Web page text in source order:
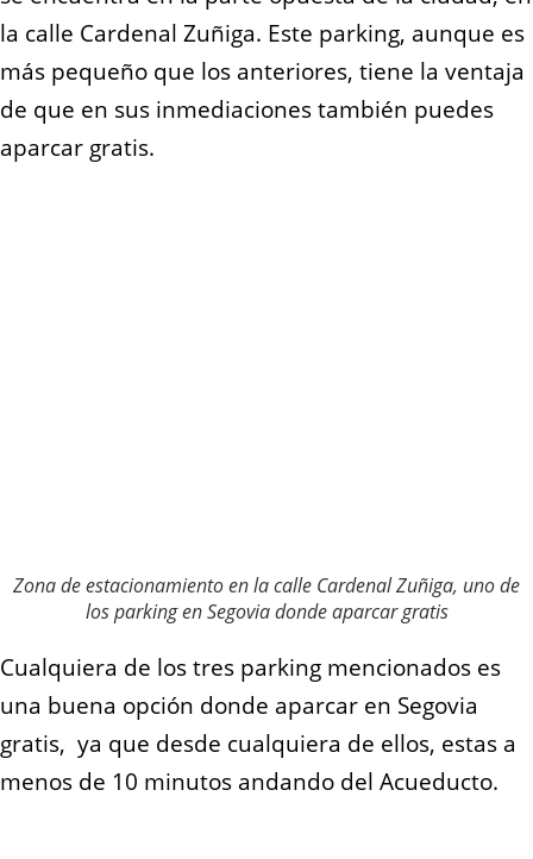
la calle Cardenal Zuñiga. Este parking, aunque es
más pequeño que los anteriores, tiene la ventaja
de que en sus inmediaciones también puedes
aparcar gratis.
Zona de estacionamiento en la calle Cardenal Zuñiga, uno de
los parking en Segovia donde aparcar gratis
Cualquiera de los tres parking mencionados es
una buena opción donde aparcar en Segovia
gratis, ya que desde cualquiera de ellos, estas a
menos de 10 minutos andando del Acueducto.